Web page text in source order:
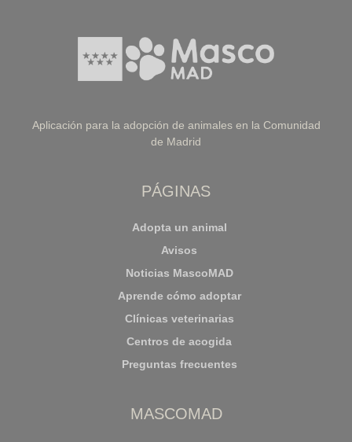
Aplicación para la adopción de animales en la Comunidad
de Madrid
PÁGINAS
Adopta un animal
Avisos
Noticias MascoMAD
Aprende cómo adoptar
Clínicas veterinarias
Centros de acogida
Preguntas frecuentes
MASCOMAD